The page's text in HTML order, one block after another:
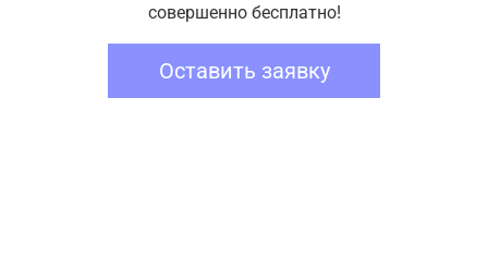
совершенно бесплатно!
Оставить заявку